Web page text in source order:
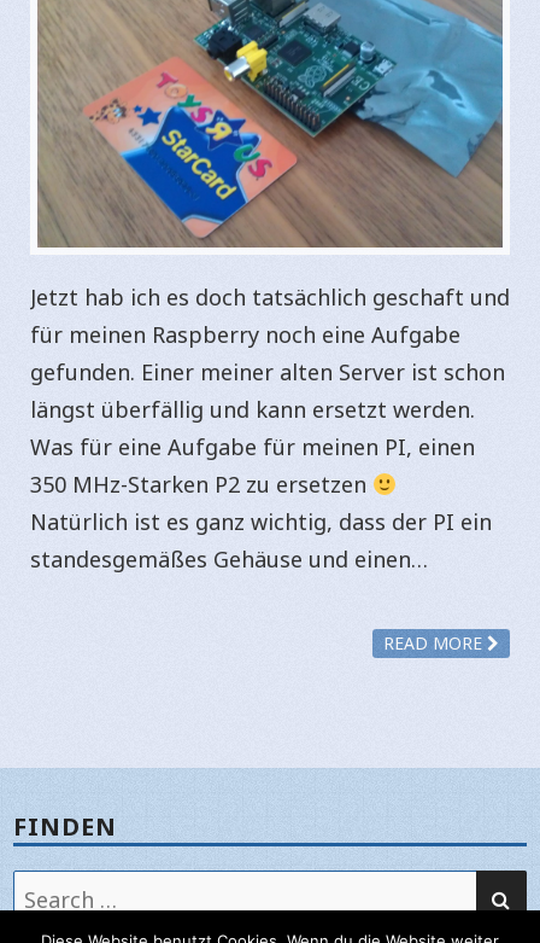
Jetzt hab ich es doch tatsächlich geschaft und
für meinen Raspberry noch eine Aufgabe
gefunden. Einer meiner alten Server ist schon
längst überfällig und kann ersetzt werden.
Was für eine Aufgabe für meinen PI, einen
350 MHz-Starken P2 zu ersetzen
Natürlich ist es ganz wichtig, dass der PI ein
standesgemäßes Gehäuse und einen…
READ MORE
FINDEN
Search